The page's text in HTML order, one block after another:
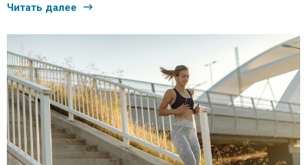
Читать далее